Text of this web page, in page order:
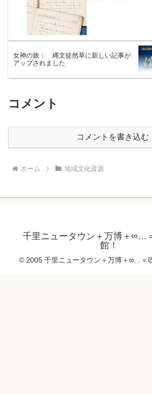
女神の旅： 縄文徒然草に新しい記事が
アップされました
コメント
コメントを書き込む
ホーム 地域文化資源
千里ニュータウン＋万博＋∞…
館！
© 2005 千里ニュータウン＋万博＋∞…＝